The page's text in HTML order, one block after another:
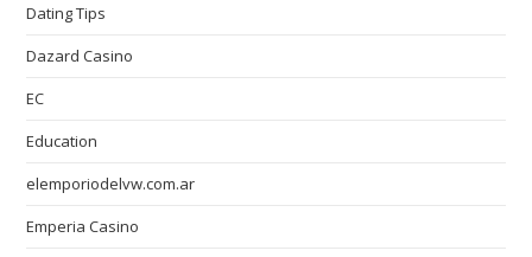
Dating Tips
Dazard Casino
EC
Education
elemporiodelvw.com.ar
Emperia Casino